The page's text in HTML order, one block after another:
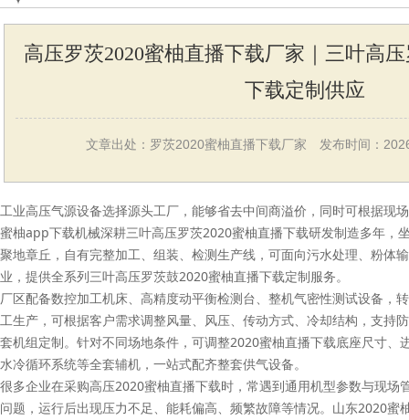
高压罗茨2020蜜柚直播下载厂家｜三叶高
下载定制供应
文章出处：罗茨2020蜜柚直播下载厂家 发布时间：
工业高压气源设备选择源头工厂，能够省去中间商溢价，同时可根据现
蜜柚app下载机械深耕三叶高压罗茨2020蜜柚直播下载研发制造多年，
聚地章丘，自有完整加工、组装、检测生产线，可面向污水处理、粉体
业，提供全系列三叶高压罗茨鼓2020蜜柚直播下载定制服务。
厂区配备数控加工机床、高精度动平衡检测台、整机气密性测试设备，
工生产，可根据客户需求调整风量、风压、传动方式、冷却结构，支持
套机组定制。针对不同场地条件，可调整2020蜜柚直播下载底座尺寸、
水冷循环系统等全套辅机，一站式配齐整套供气设备。
很多企业在采购高压2020蜜柚直播下载时，常遇到通用机型参数与现场
问题，运行后出现压力不足、能耗偏高、频繁故障等情况。山东2020